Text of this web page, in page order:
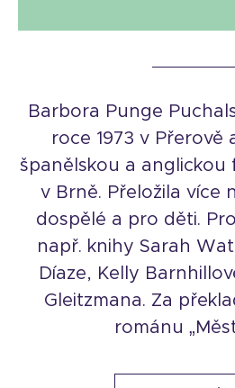
Barbora Punge
roce 1973 v Přerově
španělskou a anglickou
v Brně. Přeložila více
dospělé a pro děti.
např. knihy Sarah
Díaze, Kelly
Gleitzmana. Za
románu